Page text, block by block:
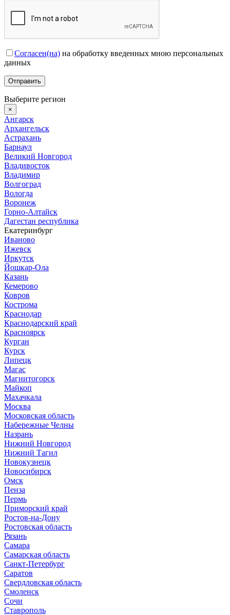
Согласен(на) на обработку введенных мною персональных
данных
Выберите регион
×
Ангарск
Архангельск
Астрахань
Барнаул
Великий Новгород
Владивосток
Владимир
Волгоград
Вологда
Воронеж
Горно-Алтайск
Дагестан республика
Екатеринбург
Иваново
Ижевск
Иркутск
Йошкар-Ола
Казань
Кемерово
Ковров
Кострома
Краснодар
Краснодарский край
Красноярск
Курган
Курск
Липецк
Магас
Магнитогорск
Майкоп
Махачкала
Москва
Московская область
Набережные Челны
Назрань
Нижний Новгород
Нижний Тагил
Новокузнецк
Новосибирск
Омск
Пенза
Пермь
Приморский край
Ростов-на-Дону
Ростовская область
Рязань
Самара
Самарская область
Санкт-Петербург
Саратов
Свердловская область
Смоленск
Сочи
Ставрополь